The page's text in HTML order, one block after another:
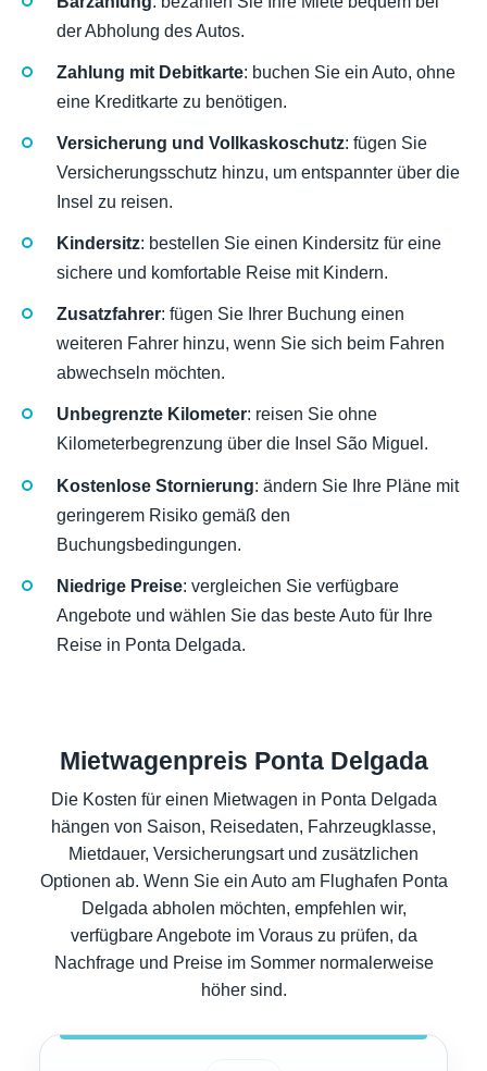
der Abholung des Autos.
Zahlung mit Debitkarte: buchen Sie ein Auto, ohne
eine Kreditkarte zu benötigen.
Versicherung und Vollkaskoschutz: fügen Sie
Versicherungsschutz hinzu, um entspannter über die
Insel zu reisen.
Kindersitz: bestellen Sie einen Kindersitz für eine
sichere und komfortable Reise mit Kindern.
Zusatzfahrer: fügen Sie Ihrer Buchung einen
weiteren Fahrer hinzu, wenn Sie sich beim Fahren
abwechseln möchten.
Unbegrenzte Kilometer: reisen Sie ohne
Kilometerbegrenzung über die Insel São Miguel.
Kostenlose Stornierung: ändern Sie Ihre Pläne mit
geringerem Risiko gemäß den
Buchungsbedingungen.
Niedrige Preise: vergleichen Sie verfügbare
Angebote und wählen Sie das beste Auto für Ihre
Reise in Ponta Delgada.
Mietwagenpreis Ponta Delgada
Die Kosten für einen Mietwagen in Ponta Delgada
hängen von Saison, Reisedaten, Fahrzeugklasse,
Mietdauer, Versicherungsart und zusätzlichen
Optionen ab. Wenn Sie ein Auto am Flughafen Ponta
Delgada abholen möchten, empfehlen wir,
verfügbare Angebote im Voraus zu prüfen, da
Nachfrage und Preise im Sommer normalerweise
höher sind.